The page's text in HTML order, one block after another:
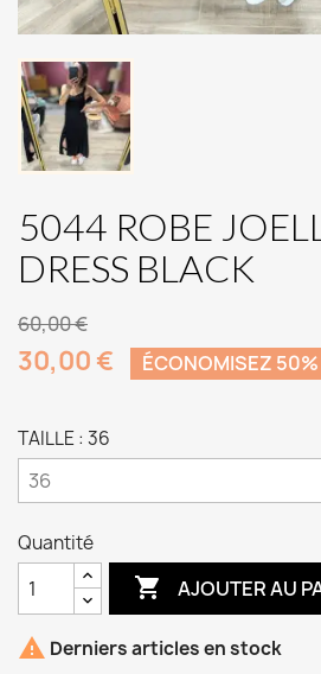
5044 ROBE
DRESS BLACK
60,00 €
30,00 € ÉCONOMISEZ 50%
TAILLE : 36
Quantité
 AJOUTER AU
 Derniers articles en stock